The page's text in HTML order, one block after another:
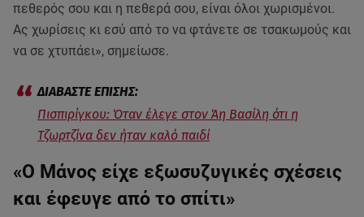
πεθερός σου και η πεθερά σου, είναι όλοι χωρισμένοι.
Ας χωρίσεις κι εσύ από το να φτάνετε σε τσακωμούς και
να σε χτυπάει», σημείωσε.
Πισπιρίγκου: Όταν έλεγε στον Άη Βασίλη ότι η
Τζωρτζίνα δεν ήταν καλό παιδί
«Ο Μάνος είχε εξωσυζυγικές σχέσεις
και έφευγε από το σπίτι»